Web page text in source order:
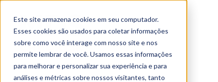
Este site armazena cookies em seu computador.
Esses cookies são usados para coletar informações
sobre como você interage com nosso site e nos
permite lembrar de você. Usamos essas informações
para melhorar e personalizar sua experiência e para
análises e métricas sobre nossos visitantes, tanto